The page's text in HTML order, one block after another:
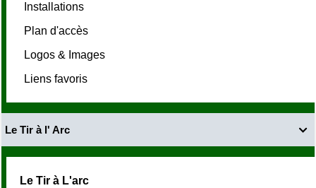
Installations
Plan d'accès
Logos & Images
Liens favoris

Le Tir à l' Arc
Le Tir à L'arc